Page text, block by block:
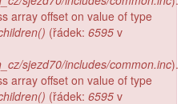
array offset on value of type
(řádek: 6595 v
sjezd70/includes/common.inc).
array offset on value of type
(řádek: 6595 v